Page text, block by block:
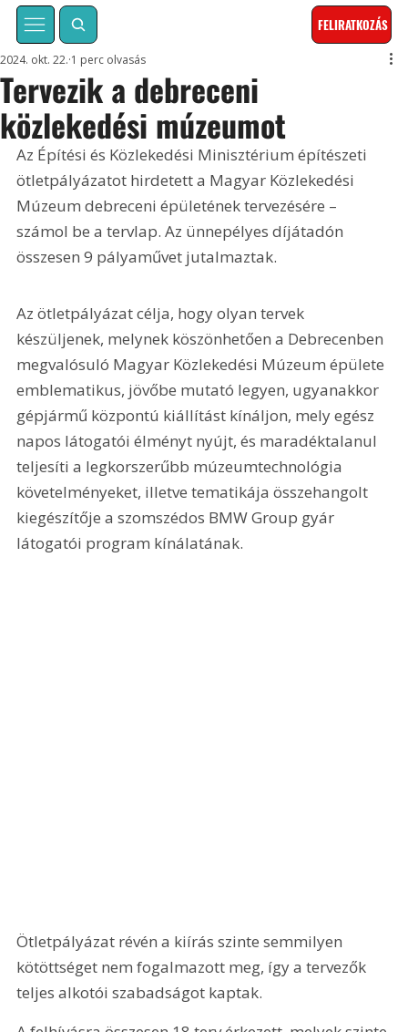
FELIRATKOZÁS
Tervezik a debreceni
közlekedési múzeumot
2024. okt. 22. 1 perc olvasás
Az Építési és Közlekedési Minisztérium építészeti
ötletpályázatot hirdetett a Magyar Közlekedési
Múzeum debreceni épületének tervezésére –
számol be a tervlap. Az ünnepélyes díjátadón
összesen 9 pályaművet jutalmaztak.
Az ötletpályázat célja, hogy olyan tervek
készüljenek, melynek köszönhetően a Debrecenben
megvalósuló Magyar Közlekedési Múzeum épülete
emblematikus, jövőbe mutató legyen, ugyanakkor
gépjármű központú kiállítást kínáljon, mely egész
napos látogatói élményt nyújt, és maradéktalanul
teljesíti a legkorszerűbb múzeumtechnológia
követelményeket, illetve tematikája összehangolt
kiegészítője a szomszédos BMW Group gyár
látogatói program kínálatának.
Ötletpályázat révén a kiírás szinte semmilyen
kötöttséget nem fogalmazott meg, így a tervezők
teljes alkotói szabadságot kaptak.